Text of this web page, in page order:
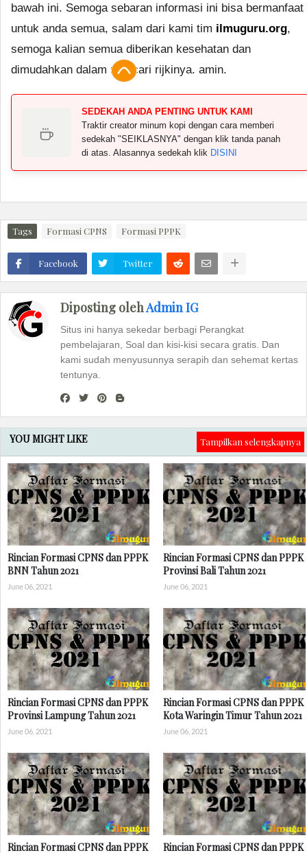
bawah ini. Semoga sebaran informasi ini bisa bermanfaat
untuk anda semua, salam dari kami tim ilmuguru.org,
semoga kalian semua diberikan kesehatan dan
dimudahkan dalam mencari rijkinya. amin.
SEDEKAH ANDA PENTING UNTUK KAMI
Traktir creator minum kopi dengan cara memberi
sedekah "SEIKLASNYA" dengan klik tanda panah
di atas. Alasannya sedekah klik DISINI
Tags Formasi CPNS Formasi PPPK
Facebook Twitter
Diposting olehAdmin IG
Situs ini hanya sekedar berbagi Perangkat
pembelajaran, Soal dan kisi-kisi secara gratis. Dan
kami sudah menyusunnya serapih dan sehemat kertas
tentunya.
YOU MIGHT LIKE Tampilkan selengkapnya
Rincian Formasi CPNS dan PPPK
BNN Tahun 2021
June 06, 2021
Rincian Formasi CPNS dan PPPK
Provinsi Bali Tahun 2021
June 06, 2021
Rincian Formasi CPNS dan PPPK
Provinsi Lampung Tahun 2021
June 06, 2021
Rincian Formasi CPNS dan PPPK
Kota Waringin Timur Tahun 2021
June 06, 2021
Rincian Formasi CPNS dan PPPK Rincian Formasi CPNS dan PPPK